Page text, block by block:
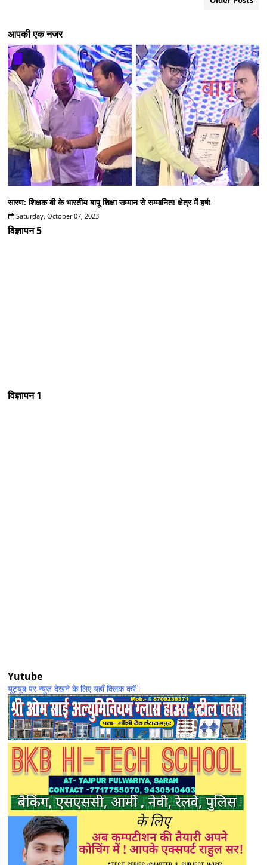
आपकी एक नजर
सारण: शिक्षक बी के भारतीय बापू शिक्षा सम्मान से सम्मानित! क्षेत्र में हर्ष!
Saturday, October 07, 2023
विज्ञापन 5
विज्ञापन 1
Yutube
यूट्यूब पर न्यूज़ देखने के लिए यहाँ क्लिक करें।